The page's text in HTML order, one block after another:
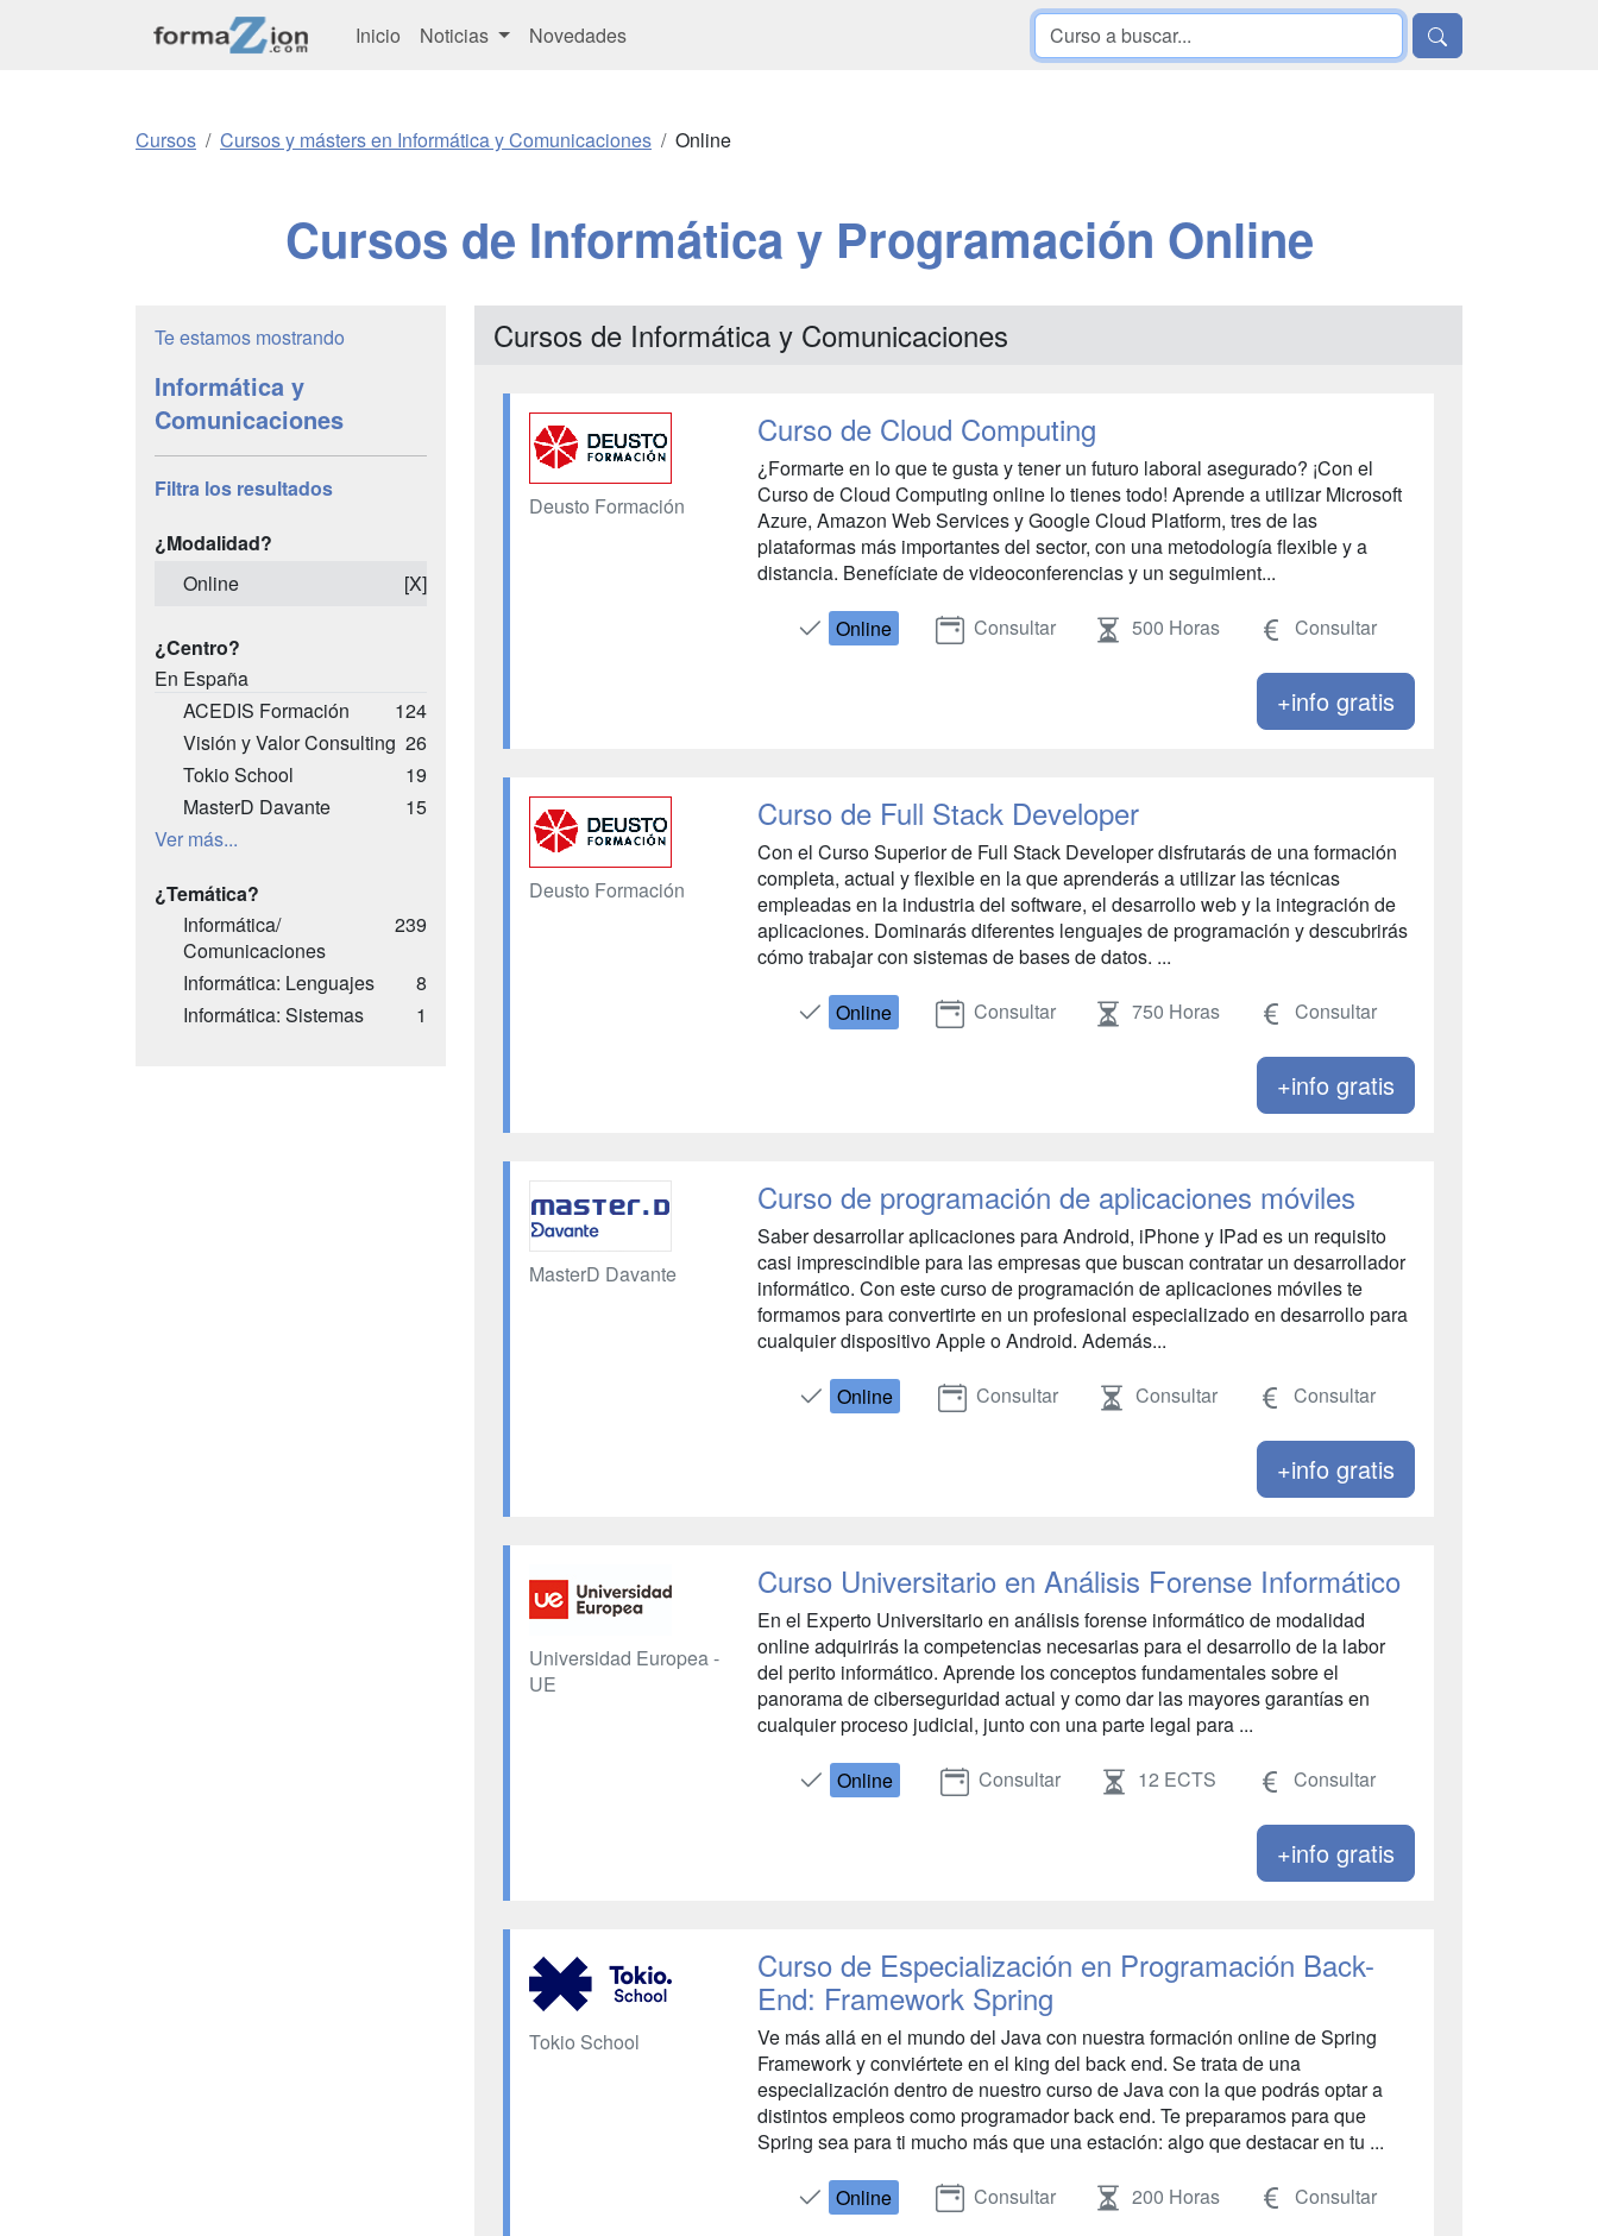
Inicio Noticias Novedades
Cursos Cursos y másters en Informática y Comunicaciones Online
Cursos de Informática y Programación Online
Te estamos mostrando
Informática y
Comunicaciones
Filtra los resultados
¿Modalidad?
Online
[X]
¿Centro?
En España
ACEDIS Formación
124
Visión y Valor Consulting 26
Tokio School
19
MasterD Davante
15
Ver más...
¿Temática?
Informática/
Comunicaciones
239
Informática: Lenguajes
8
Informática: Sistemas
1
Cursos de Informática y Comunicaciones
Deusto Formación
Curso de Cloud Computing
¿Formarte en lo que te gusta y tener un futuro laboral asegurado? ¡Con el
Curso de Cloud Computing online lo tienes todo! Aprende a utilizar Microsoft
Azure, Amazon Web Services y Google Cloud Platform, tres de las
plataformas más importantes del sector, con una metodología flexible y a
distancia. Benefíciate de videoconferencias y un seguimient...
Online Consultar 500 Horas Consultar
+info gratis
Deusto Formación
Curso de Full Stack Developer
Con el Curso Superior de Full Stack Developer disfrutarás de una formación
completa, actual y flexible en la que aprenderás a utilizar las técnicas
empleadas en la industria del software, el desarrollo web y la integración de
aplicaciones. Dominarás diferentes lenguajes de programación y descubrirás
cómo trabajar con sistemas de bases de datos. ...
Online Consultar 750 Horas Consultar
+info gratis
MasterD Davante
Curso de programación de aplicaciones móviles
Saber desarrollar aplicaciones para Android, iPhone y IPad es un requisito
casi imprescindible para las empresas que buscan contratar un desarrollador
informático. Con este curso de programación de aplicaciones móviles te
formamos para convertirte en un profesional especializado en desarrollo para
cualquier dispositivo Apple o Android. Además...
Online Consultar Consultar Consultar
+info gratis
Universidad Europea -
UE
Curso Universitario en Análisis Forense Informático
En el Experto Universitario en análisis forense informático de modalidad
online adquirirás la competencias necesarias para el desarrollo de la labor
del perito informático. Aprende los conceptos fundamentales sobre el
panorama de ciberseguridad actual y como dar las mayores garantías en
cualquier proceso judicial, junto con una parte legal para ...
Online Consultar 12 ECTS Consultar
+info gratis
Tokio School
Curso de Especialización en Programación Back-
End: Framework Spring
Ve más allá en el mundo del Java con nuestra formación online de Spring
Framework y conviértete en el king del back end. Se trata de una
especialización dentro de nuestro curso de Java con la que podrás optar a
distintos empleos como programador back end. Te preparamos para que
Spring sea para ti mucho más que una estación: algo que destacar en tu ...
Online Consultar 200 Horas Consultar